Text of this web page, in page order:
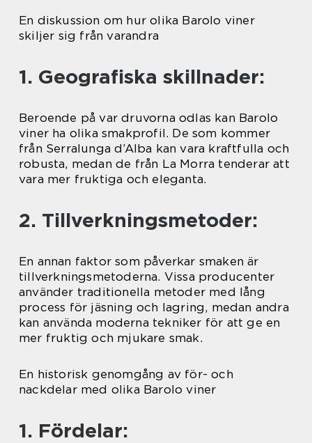
En diskussion om hur olika Barolo viner
skiljer sig från varandra
1. Geografiska skillnader:
Beroende på var druvorna odlas kan Barolo
viner ha olika smakprofil. De som kommer
från Serralunga d’Alba kan vara kraftfulla och
robusta, medan de från La Morra tenderar att
vara mer fruktiga och eleganta.
2. Tillverkningsmetoder:
En annan faktor som påverkar smaken är
tillverkningsmetoderna. Vissa producenter
använder traditionella metoder med lång
process för jäsning och lagring, medan andra
kan använda moderna tekniker för att ge en
mer fruktig och mjukare smak.
En historisk genomgång av för- och
nackdelar med olika Barolo viner
1. Fördelar: